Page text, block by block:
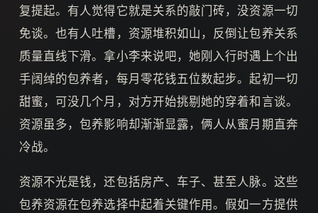
复提起。有人觉得它就是关系的敲门砖，没资源一切
免谈。也有人吐槽，资源堆积如山，反倒让包养关系
质量直线下滑。拿小李来说吧，她刚入行时遇上个出
手阔绰的包养者，每月零花钱五位数起步。起初一切
甜蜜，可没几个月，对方开始挑剔她的穿着和言谈。
资源虽多，包养影响却渐渐显露，俩人从蜜月期直奔
冷战。
资源不光是钱，还包括房产、车子、甚至人脉。这些
包养资源在包养选择中起着关键作用。假如一方提供